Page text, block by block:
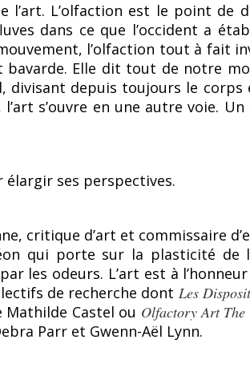
l’art. L’olfaction est le point de
dans ce que l’occident a
l’olfaction tout à fait
Elle dit tout de notre
depuis toujours le corps
s’ouvre en une autre voie. Un
ses perspectives.
critique d’art et commissaire
qui porte sur la plasticité de
les odeurs. L’art est à
de recherche dont Les
Castel ou Olfactory Art
Parr et Gwenn-Aël Lynn.